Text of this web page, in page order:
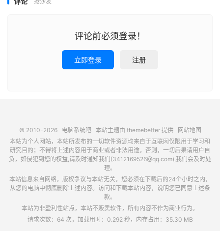
评论前必须登录！
立即登录 注册
© 2010-2026 电脑系统吧本站主题由 themebetter提供
网站地图
本站为个人网站，本站所发布的一切软件资源均来自于互联网仅限用于学习和
研究目的；不得将上述内容用于商业或者非法用途，否则，一切后果请用户自
负，如侵犯到您的权益,请及时通知我们(3412169526@qq.com),我们会及时处
理。
本站信息来自网络，版权争议与本站无关，您必须在下载后的24个小时之内，
从您的电脑中彻底删除上述内容。访问和下载本站内容，说明您已同意上述条
款。
本站为非盈利性站点，本站不贩卖软件，所有内容不作为商业行为。
请求次数：64 次，加载用时：0.292 秒，内存占用：35.30 MB